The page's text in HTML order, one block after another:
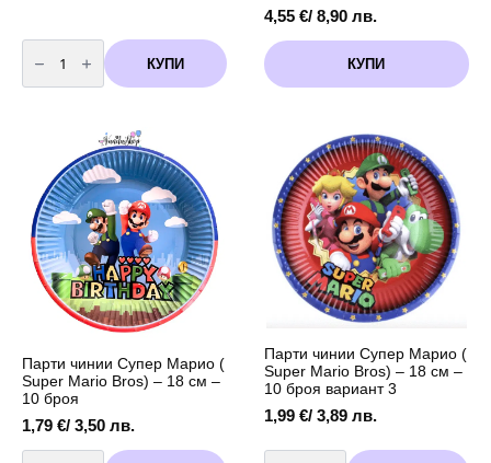
количество
за
Покани
Супер
КУПИ
4,55 €/ 8,90 лв.
КУПИ
Парти чинии Супер Марио (
Super Mario Bros) – 18 см –
10 броя
1,79 €/ 3,50 лв.
количество
Парти чинии Супер Марио (
Super Mario Bros) – 18 см –
10 броя вариант 3
1,99 €/ 3,89 лв.
количество